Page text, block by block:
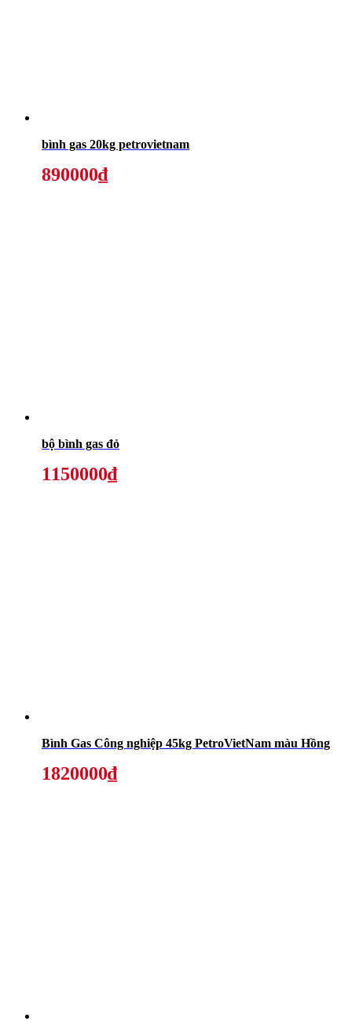
bình gas 20kg petrovietnam
890000₫
bộ bình gas đỏ
1150000₫
Bình Gas Công nghiệp 45kg PetroVietNam màu Hồng
1820000₫